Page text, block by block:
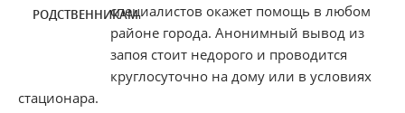
РОДСТВЕННИКАМспециалистов окажет помощь в любом
районе города. Анонимный вывод из
запоя стоит недорого и проводится
круглосуточно на дому или в условиях
стационара.